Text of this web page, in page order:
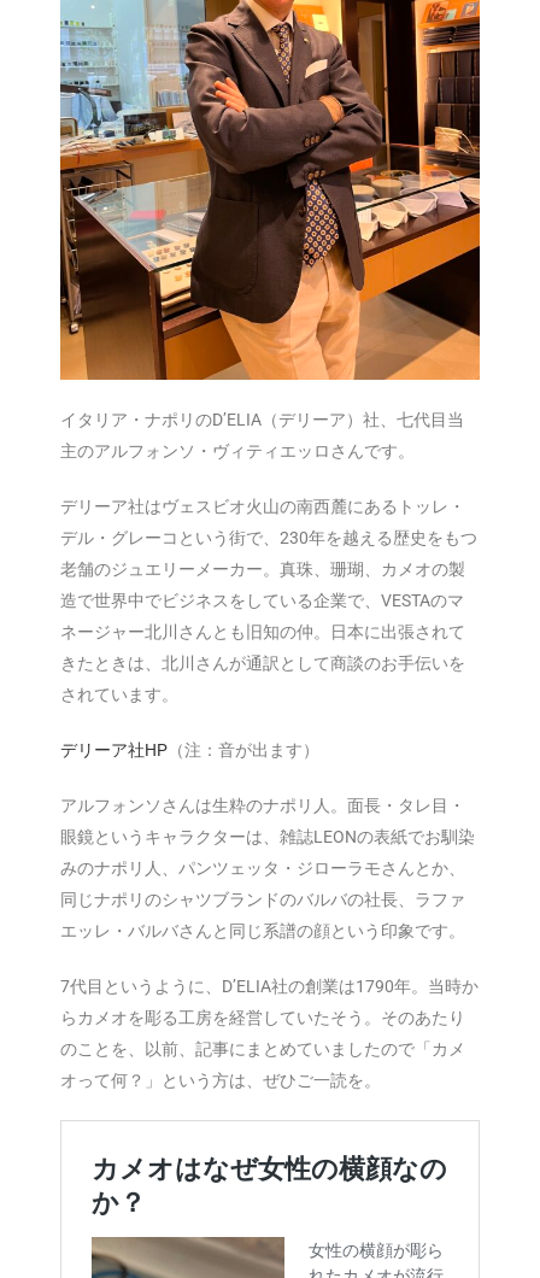
イタリア・ナポリのD’ELIA（デリーア）社、七代目当
主のアルフォンソ・ヴィティエッロさんです。
デリーア社はヴェスビオ火山の南西麓にあるトッレ・
デル・グレーコという街で、230年を越える歴史をもつ
老舗のジュエリーメーカー。真珠、珊瑚、カメオの製
造で世界中でビジネスをしている企業で、VESTAのマ
ネージャー北川さんとも旧知の仲。日本に出張されて
きたときは、北川さんが通訳として商談のお手伝いを
されています。
デリーア社HP （注：音が出ます）
アルフォンソさんは生粋のナポリ人。面長・タレ目・
眼鏡というキャラクターは、雑誌LEONの表紙でお馴染
みのナポリ人、パンツェッタ・ジローラモさんとか、
同じナポリのシャツブランドのバルバの社長、ラファ
エッレ・バルバさんと同じ系譜の顔という印象です。
7代目というように、D’ELIA社の創業は1790年。当時か
らカメオを彫る工房を経営していたそう。そのあたり
のことを、以前、記事にまとめていましたので「カメ
オって何？」という方は、ぜひご一読を。